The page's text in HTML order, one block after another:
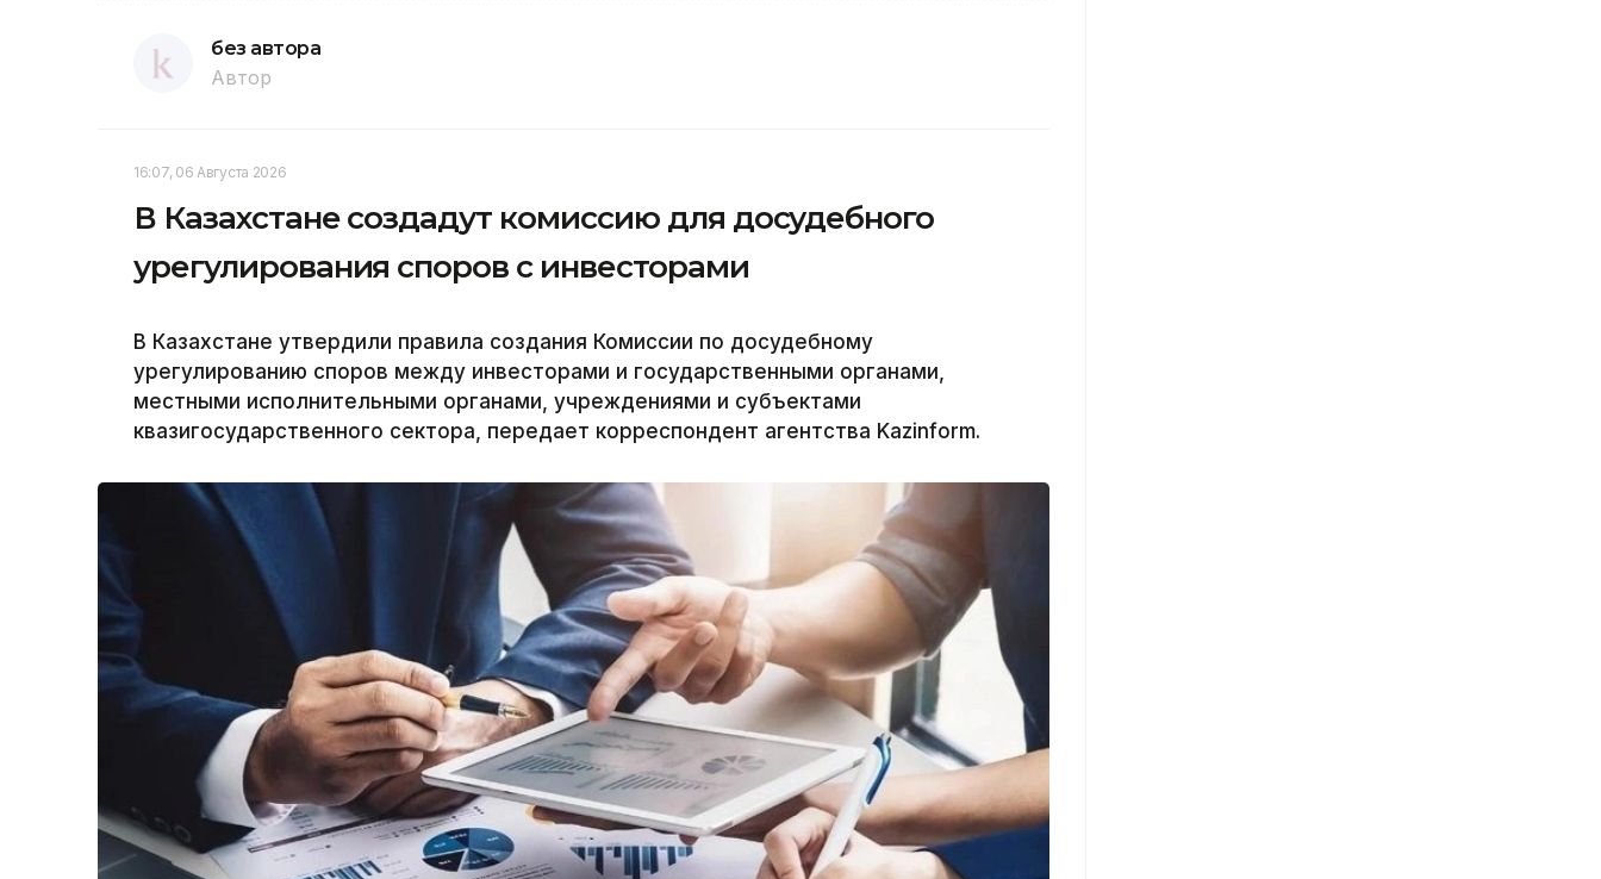
без автора
Автор
16:07, 06 Августа 2026
В Казахстане создадут комиссию для досудебного
урегулирования споров с инвесторами
В Казахстане утвердили правила создания Комиссии по досудебному
урегулированию споров между инвесторами и государственными органами,
местными исполнительными органами, учреждениями и субъектами
квазигосударственного сектора, передает корреспондент агентства Kazinform.